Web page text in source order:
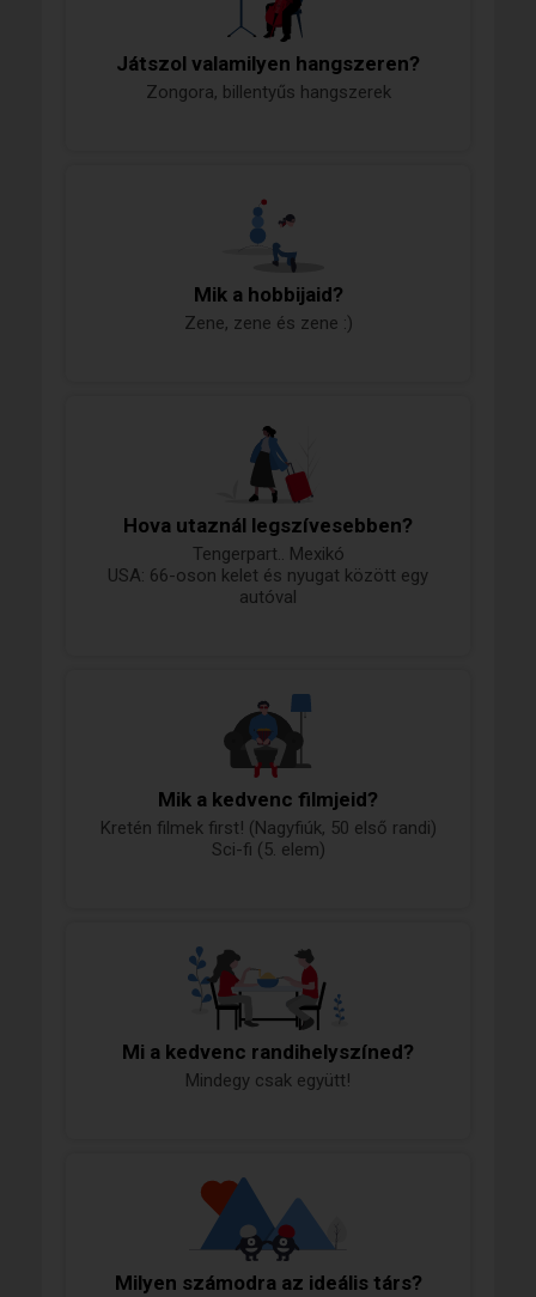
Játszol valamilyen hangszeren?
Zongora, billentyűs hangszerek
Mik a hobbijaid?
Zene, zene és zene :)
Hova utaznál legszívesebben?
Tengerpart.. Mexikó
USA: 66-oson kelet és nyugat között egy
autóval
Mik a kedvenc filmjeid?
Kretén filmek first! (Nagyfiúk, 50 első randi)
Sci-fi (5. elem)
Mi a kedvenc randihelyszíned?
Mindegy csak együtt!
Milyen számodra az ideális társ?